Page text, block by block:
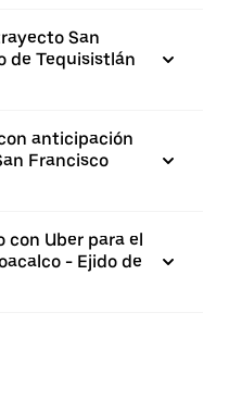
San
de Tequisistlán
anticipación
Francisco
con Uber para el
- Ejido de